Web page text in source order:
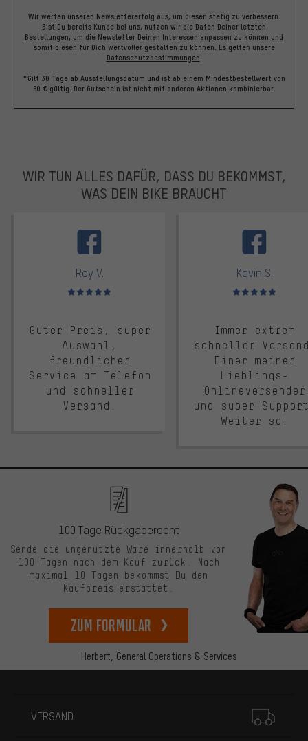
Wir werten unseren Newslettererfolg aus, um diesen stetig zu verbessern.
Bist Du bereits Kunde bei uns, nutzen wir die Daten Deiner letzten
Bestellungen, um die Newsletter Deinen Interessen anpassen zu können und
somit diesen für Dich wertvoller gestalten zu können. Es gelten unsere
Datenschutzbestimmungen
*Gilt 30 Tage ab Ausstellungsdatum und ist ab einem Mindestbestellwert von
60 € gültig. Der Gutschein ist nicht mit anderen Aktionen kombinierbar.
WIR TUN ALLES DAFÜR, DASS DU BEKOMMST,
WAS DEIN BIKE BRAUCHT
Roy V.
Bewertungen: 5 von 5
Guter Preis, super
Auswahl,
freundlicher
Service am Telefon
und schneller
Versand.
Kevin S.
Bewertungen: 5 von 5
Immer extrem
schneller
Einer meiner
Lieblings-
Onlineversender
und super
Weiter so!
Herbert, General Operations & Services
100 Tage Rückgaberecht
Sende die ungenutzte Ware innerhalb von
100 Tagen nach dem Kauf zurück. Nach
maximal 10 Tagen bekommst Du den
Kaufpreis erstattet.
zum Formular
VERSAND